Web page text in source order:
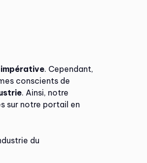
. Cependant,
conscients de
. Ainsi, notre
sur notre portail en
du